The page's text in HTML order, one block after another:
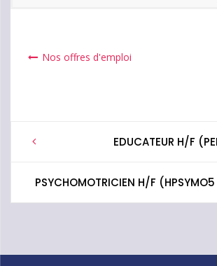
Nos offres d'emploi
Post
EDUCATEUR H/F
PSYCHOMOTRICIEN H/F